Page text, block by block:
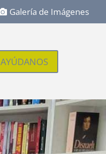
Galería de Imágenes
AYÚDANOS